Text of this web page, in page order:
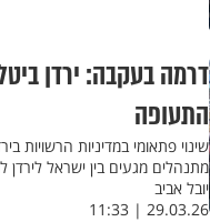
דרמה בעקבה: ירדן
התעופה
שינוי פתאומי במדיניות
מתנהלים מגעים בין ישראל
יובל אביב
29.03.26 | 11:33